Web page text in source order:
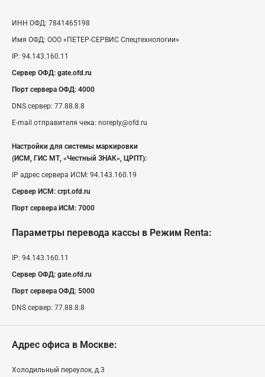
ИНН ОФД: 7841465198
Имя ОФД: ООО «ПЕТЕР-СЕРВИС Спецтехнологии»
IP: 94.143.160.11
Сервер ОФД: gate.ofd.ru
Порт сервера ОФД: 4000
DNS сервер: 77.88.8.8
E-mail отправителя чека: noreply@ofd.ru
Настройки для системы маркировки
(ИСМ, ГИС МТ, «Честный ЗНАК», ЦРПТ):
IP адрес сервера ИСМ: 94.143.160.19
Сервер ИСМ: crpt.ofd.ru
Порт сервера ИСМ: 7000
Параметры перевода кассы в Режим Renta:
IP: 94.143.160.11
Сервер ОФД: gate.ofd.ru
Порт сервера ОФД: 5000
DNS сервер: 77.88.8.8
Адрес офиса в Москве:
Холодильный переулок, д.3